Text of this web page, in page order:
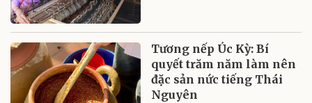
Tương nếp Úc Kỳ: Bí
quyết trăm năm làm nên
đặc sản nức tiếng Thái
Nguyên